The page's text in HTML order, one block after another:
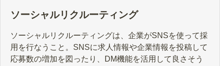
ソーシャルリクルーティング
ソーシャルリクルーティングは、企業がSNSを使って採
用を行なうこと。SNSに求人情報や企業情報を投稿して
応募数の増加を図ったり、DM機能を活用して良さそう